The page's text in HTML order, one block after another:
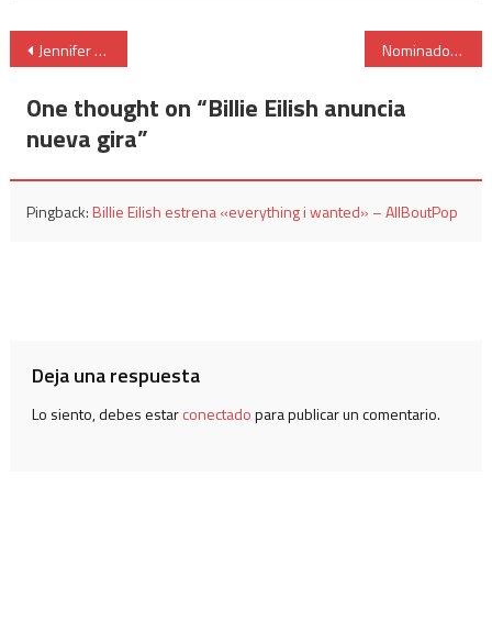
Jennifer Lopez y Shakira actuarán en la Super Bowl 2020 Nominados a los MTV EMA 2019
One thought on “Billie Eilish anuncia
nueva gira”
Pingback:Billie Eilish estrena «everything i wanted» – AllBoutPop
Deja una respuesta
Lo siento, debes estarconectadopara publicar un comentario.